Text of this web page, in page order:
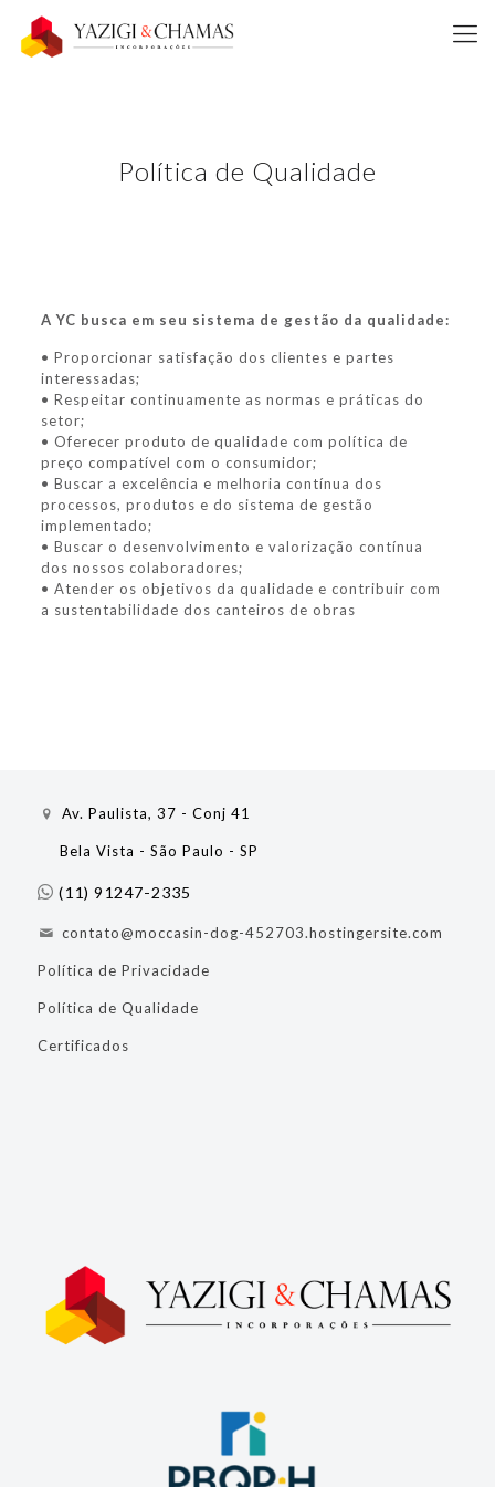
Política de Qualidade
A YC busca em seu sistema de gestão da qualidade:
• Proporcionar satisfação dos clientes e partes
interessadas;
• Respeitar continuamente as normas e práticas do
setor;
• Oferecer produto de qualidade com política de
preço compatível com o consumidor;
• Buscar a excelência e melhoria contínua dos
processos, produtos e do sistema de gestão
implementado;
• Buscar o desenvolvimento e valorização contínua
dos nossos colaboradores;
• Atender os objetivos da qualidade e contribuir com
a sustentabilidade dos canteiros de obras
Av. Paulista, 37 - Conj 41
Bela Vista - São Paulo - SP
(11) 91247-2335
contato@moccasin-dog-452703.hostingersite.com
Política de Privacidade
Política de Qualidade
Certificados